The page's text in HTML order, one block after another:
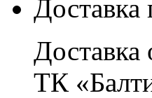
Доставка
ТК